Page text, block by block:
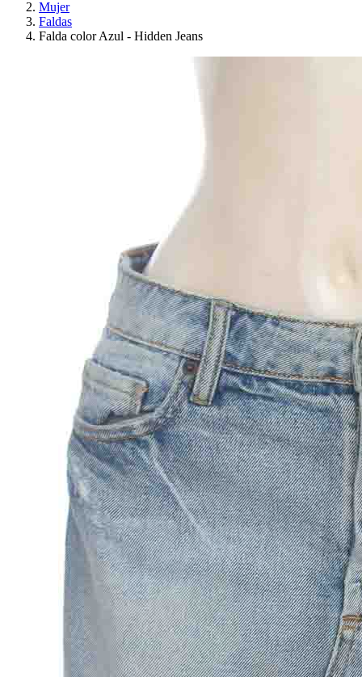
Mujer
Faldas
Falda color Azul - Hidden Jeans